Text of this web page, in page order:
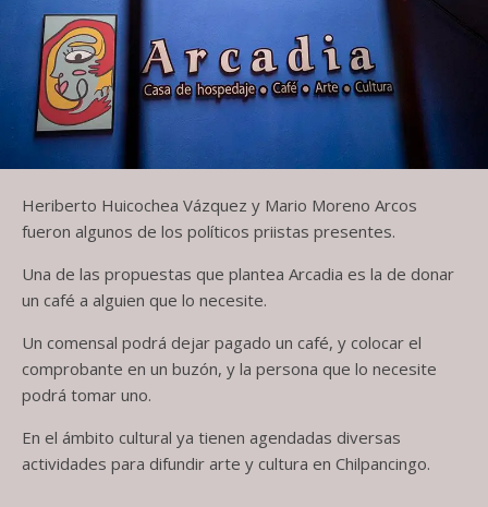
Heriberto Huicochea Vázquez y Mario Moreno Arcos
fueron algunos de los políticos priistas presentes.
Una de las propuestas que plantea Arcadia es la de donar
un café a alguien que lo necesite.
Un comensal podrá dejar pagado un café, y colocar el
comprobante en un buzón, y la persona que lo necesite
podrá tomar uno.
En el ámbito cultural ya tienen agendadas diversas
actividades para difundir arte y cultura en Chilpancingo.